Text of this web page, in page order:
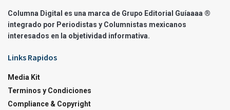
Columna Digital es una marca de Grupo Editorial Guíaaaa ®
integrado por Periodistas y Columnistas mexicanos
interesados en la objetividad informativa.
Links Rapidos
Media Kit
Terminos y Condiciones
Compliance & Copyright